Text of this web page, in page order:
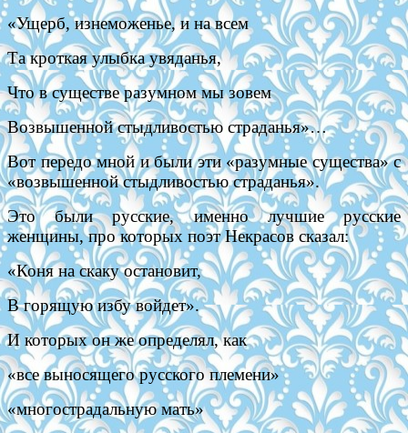
«Ущерб, изнеможенье, и на всем
Та кроткая улыбка увяданья,
Что в существе разумном мы зовем
Возвышенной стыдливостью страданья»…
Вот передо мной и были эти «разумные существа» с
«возвышенной стыдливостью страданья».
Это были русские, именно лучшие русские
женщины, про которых поэт Некрасов сказал:
«Коня на скаку остановит,
В горящую избу войдет».
И которых он же определял, как
«все выносящего русского племени»
«многострадальную мать»